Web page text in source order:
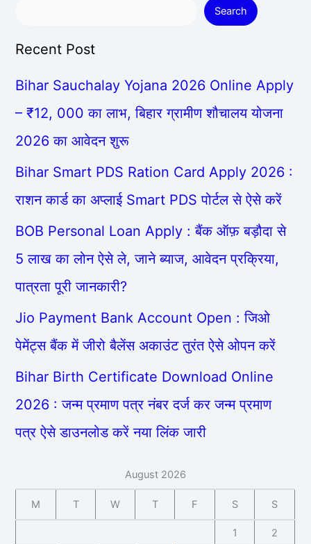
Search
Recent Post
Bihar Sauchalay Yojana 2026 Online Apply
– ₹12, 000 का लाभ, बिहार ग्रामीण शौचालय योजना
2026 का आवेदन शुरू
Bihar Smart PDS Ration Card Apply 2026 :
राशन कार्ड का अप्लाई Smart PDS पोर्टल से ऐसे करें
BOB Personal Loan Apply : बैंक ऑफ़ बड़ौदा से
5 लाख का लोन ऐसे ले, जाने ब्याज, आवेदन प्रक्रिया,
पात्रता पूरी जानकारी?
Jio Payment Bank Account Open : जिओ
पेमेंट्स बैंक में जीरो बैलेंस अकाउंट तुरंत ऐसे ओपन करें
Bihar Birth Certificate Download Online
2026 : जन्म प्रमाण पत्र नंबर दर्ज कर जन्म प्रमाण
पत्र ऐसे डाउनलोड करें नया लिंक जारी
August 2026
M T W T F S S
1 2